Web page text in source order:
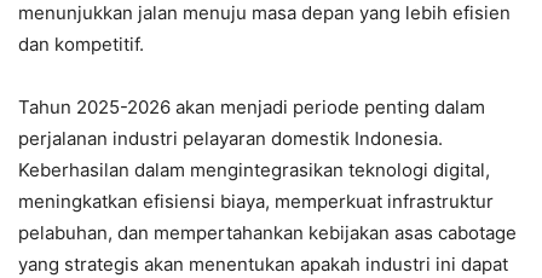
menunjukkan jalan menuju masa depan yang lebih efisien
dan kompetitif.
Tahun 2025-2026 akan menjadi periode penting dalam
perjalanan industri pelayaran domestik Indonesia.
Keberhasilan dalam mengintegrasikan teknologi digital,
meningkatkan efisiensi biaya, memperkuat infrastruktur
pelabuhan, dan mempertahankan kebijakan asas cabotage
yang strategis akan menentukan apakah industri ini dapat